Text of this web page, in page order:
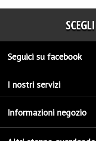
Seguici su facebook
I nostri servizi
Informazioni negozio